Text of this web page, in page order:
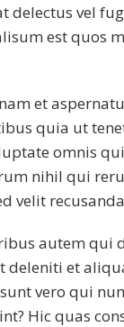
delectus vel
est quos
et
quia ut
omnis
nihil qui
velit
autem qui
deleniti et
vero qui
Hic quas